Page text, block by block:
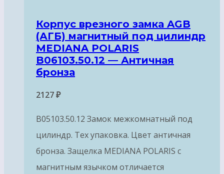
Корпус врезного замка AGB
(АГБ) магнитный под цилиндр
MEDIANA POLARIS
B06103.50.12 — Античная
бронза
2127₽
B05103.50.12 Замок межкомнатный под
цилиндр. Тех упаковка. Цвет античная
бронза. Защелка MEDIANA POLARIS с
магнитным язычком отличается